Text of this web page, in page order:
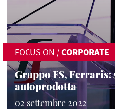
FOCUS ON /CORPORATE
Gruppo FS, Ferraris:
autoprodotta
02 settembre 2022